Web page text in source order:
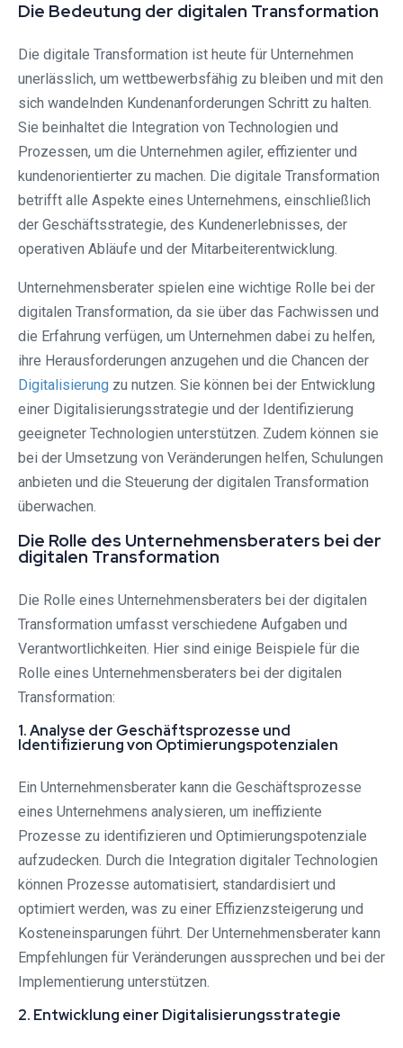
Die Bedeutung der digitalen Transformation
Die digitale Transformation ist heute für Unternehmen
unerlässlich, um wettbewerbsfähig zu bleiben und mit den
sich wandelnden Kundenanforderungen Schritt zu halten.
Sie beinhaltet die Integration von Technologien und
Prozessen, um die Unternehmen agiler, effizienter und
kundenorientierter zu machen. Die digitale Transformation
betrifft alle Aspekte eines Unternehmens, einschließlich
der Geschäftsstrategie, des Kundenerlebnisses, der
operativen Abläufe und der Mitarbeiterentwicklung.
Unternehmensberater spielen eine wichtige Rolle bei der
digitalen Transformation, da sie über das Fachwissen und
die Erfahrung verfügen, um Unternehmen dabei zu helfen,
ihre Herausforderungen anzugehen und die Chancen der
Digitalisierung zu nutzen. Sie können bei der Entwicklung
einer Digitalisierungsstrategie und der Identifizierung
geeigneter Technologien unterstützen. Zudem können sie
bei der Umsetzung von Veränderungen helfen, Schulungen
anbieten und die Steuerung der digitalen Transformation
überwachen.
Die Rolle des Unternehmensberaters bei der
digitalen Transformation
Die Rolle eines Unternehmensberaters bei der digitalen
Transformation umfasst verschiedene Aufgaben und
Verantwortlichkeiten. Hier sind einige Beispiele für die
Rolle eines Unternehmensberaters bei der digitalen
Transformation:
1. Analyse der Geschäftsprozesse und
Identifizierung von Optimierungspotenzialen
Ein Unternehmensberater kann die Geschäftsprozesse
eines Unternehmens analysieren, um ineffiziente
Prozesse zu identifizieren und Optimierungspotenziale
aufzudecken. Durch die Integration digitaler Technologien
können Prozesse automatisiert, standardisiert und
optimiert werden, was zu einer Effizienzsteigerung und
Kosteneinsparungen führt. Der Unternehmensberater kann
Empfehlungen für Veränderungen aussprechen und bei der
Implementierung unterstützen.
2. Entwicklung einer Digitalisierungsstrategie